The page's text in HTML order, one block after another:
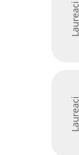
Laureaci
Laureaci